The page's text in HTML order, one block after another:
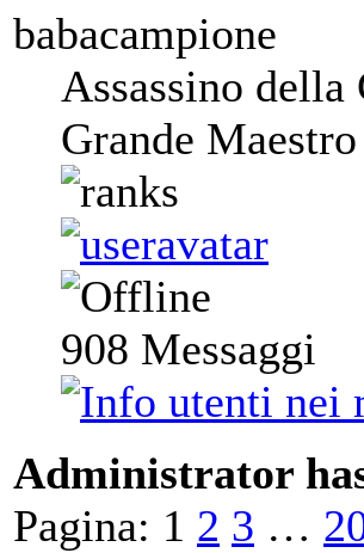
babacampione
Assassino della
Grande
908 Messaggi
Administrator
Pagina: 1 2 3 …